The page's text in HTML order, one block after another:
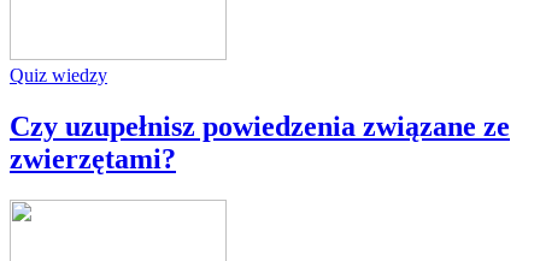
Quiz wiedzy
Czy uzupełnisz powiedzenia związane ze
zwierzętami?